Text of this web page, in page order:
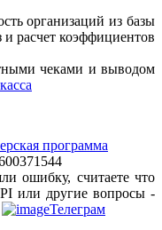
организаций из базы
расчет коэффициентов
чеками и выводом
программа
ошибку, считаете что
или другие вопросы -
Телеграм